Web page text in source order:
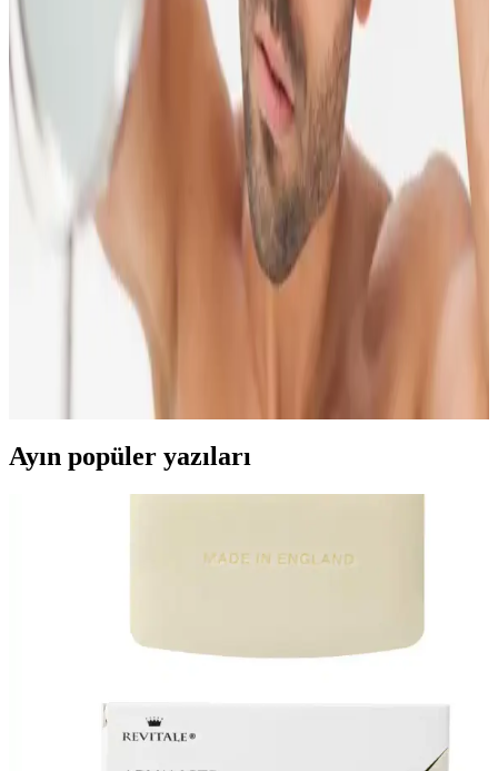
Doğal içerikli saç şampuanları, saç sağlığını koruyan ve kimyasal
maddelerden uzak duran ideal bakım seçeneğidir. Bitkisel özler ve
organik sertifikalarla zenginleştirilmiş ürünler, saçlarınızı güçlendirir
ve parlak tutar.
Doğal Cilt Sağlığı Sabunu: Güvenli ve Bitkisel
İçeriklerle Cilt Bakımı Rehberi
Doğal cilt sağlığı sabunu, kimyasal içermeyen formülü ve bitkisel
içerikleriyle cildi nazikçe temizler, doğal dengeyi korur ve
güçlendirir. Hassas ciltler için ideal seçenekler sunar.
Doğal Saç Bakımı Trendleri ve Doğanın Gücüyle
Saç Sağlığını Koruma Yöntemleri
Doğal saç bakımı, kimyasal içeriklere alternatif olarak bitkisel özler
ve doğal yağlar kullanmayı içerir. Bu yöntemler saç sağlığını
destekler, parlaklık kazandırır ve çevre dostudur.
Ayın popüler yazıları